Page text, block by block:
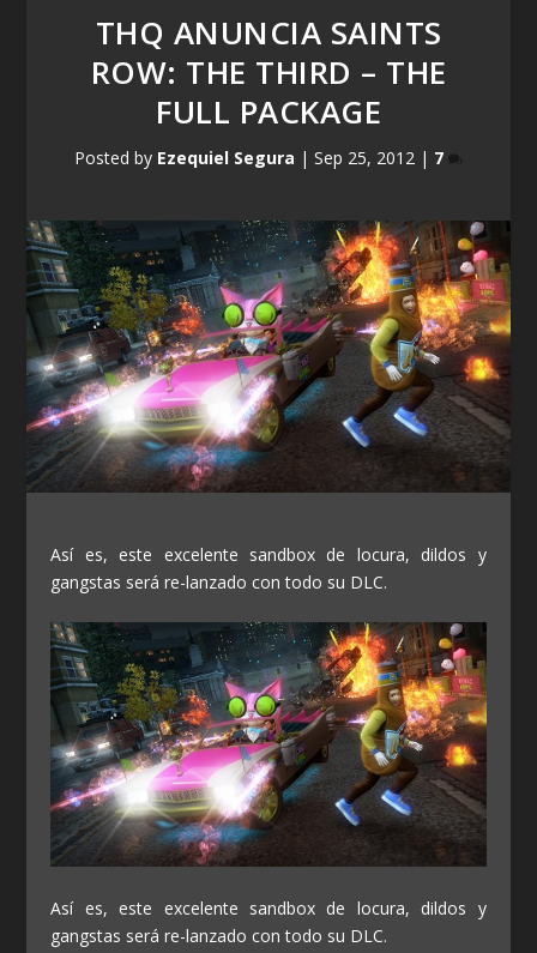
THQ ANUNCIA SAINTS
ROW: THE THIRD – THE
FULL PACKAGE
Posted by Ezequiel Segura | Sep 25, 2012 | 7
Así es, este excelente sandbox de locura, dildos y
gangstas será re-lanzado con todo su DLC.
Así es, este excelente sandbox de locura, dildos y
gangstas será re-lanzado con todo su DLC.